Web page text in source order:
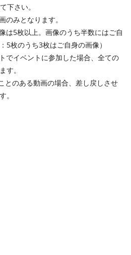
下さい。
のみとなります。
は5枚以上。画像のうち半数にはご自
5枚のうち3枚はご自身の画像）
でイベントに参加した場合、全ての
す。
とのある動画の場合、差し戻しさせ
。